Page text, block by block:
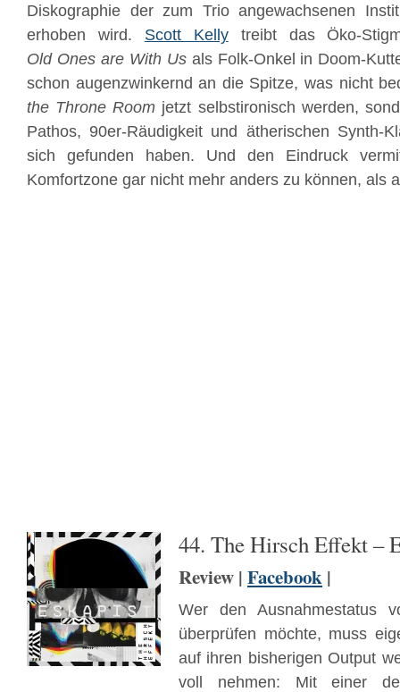
Diskographie der zum Trio angewachsenen
erhoben wird. Scott Kellytreibt das Öko-
Old Ones are With Usals Folk-Onkel in Doom-
schon augenzwinkernd an die Spitze, was nicht
the Throne Room jetzt selbstironisch werden,
Pathos, 90er-Räudigkeit und ätherischen Synth-
sich gefunden haben. Und den Eindruck
Komfortzone gar nicht mehr anders zu können, als
44. The Hirsch Effekt –
Review | Facebook |
Wer den Ausnahmestatus
überprüfen möchte, muss
auf ihren bisherigen Output
voll nehmen: Mit einer